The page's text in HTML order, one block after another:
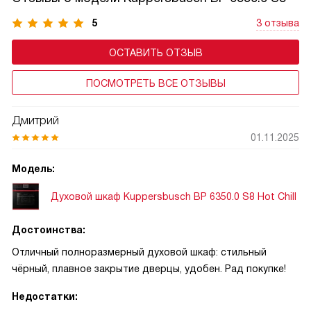
5 3 отзыва
ОСТАВИТЬ ОТЗЫВ
ПОСМОТРЕТЬ ВСЕ ОТЗЫВЫ
Дмитрий
01.11.2025
Модель:
Духовой шкаф Kuppersbusch BP 6350.0 S8 Hot Chill
Достоинства:
Отличный полноразмерный духовой шкаф: стильный
чёрный, плавное закрытие дверцы, удобен. Рад покупке!
Недостатки: